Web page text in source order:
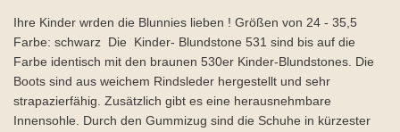
Ihre Kinder wrden die Blunnies lieben ! Größen von 24 - 35,5
Farbe: schwarz Die Kinder- Blundstone 531 sind bis auf die
Farbe identisch mit den braunen 530er Kinder-Blundstones. Die
Boots sind aus weichem Rindsleder hergestellt und sehr
strapazierfähig. Zusätzlich gibt es eine herausnehmbare
Innensohle. Durch den Gummizug sind die Schuhe in kürzester